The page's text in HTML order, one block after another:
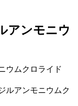
アンモニウ
ルアンモニウムク